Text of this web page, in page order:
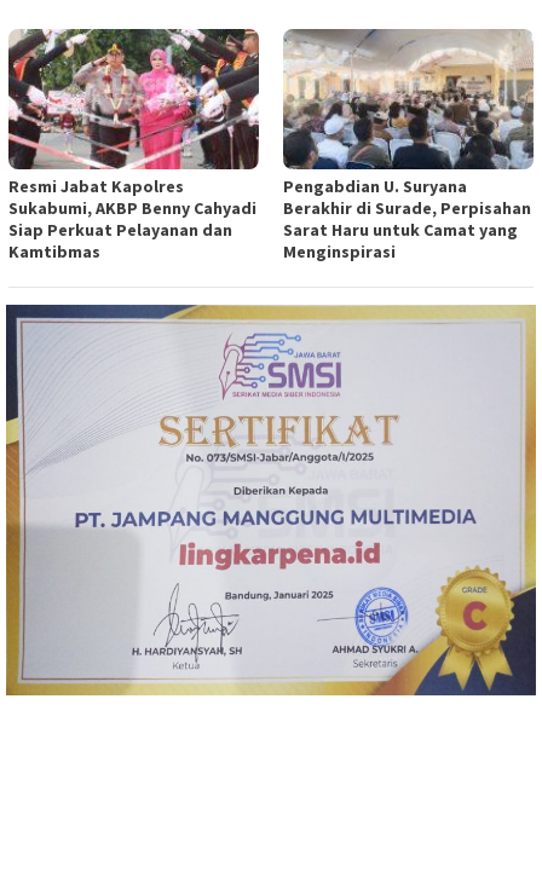
Resmi Jabat Kapolres
Sukabumi, AKBP Benny Cahyadi
Siap Perkuat Pelayanan dan
Kamtibmas
Pengabdian U. Suryana
Berakhir di Surade, Perpisahan
Sarat Haru untuk Camat yang
Menginspirasi